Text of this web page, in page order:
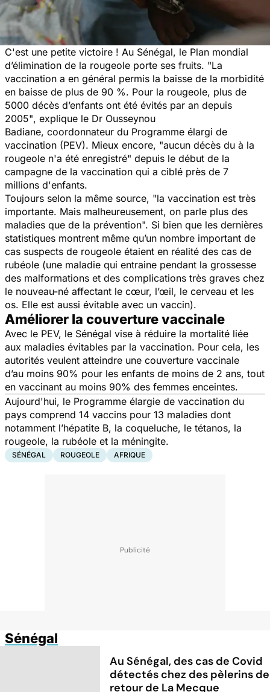
C'est une petite victoire ! Au Sénégal, le Plan mondial
d’élimination de la rougeole porte ses fruits. "La
vaccination a en général permis la baisse de la morbidité
en baisse de plus de 90 %. Pour la rougeole, plus de
5000 décès d’enfants ont été évités par an depuis
2005", explique le Dr Ousseynou
Badiane, coordonnateur du Programme élargi de
vaccination (PEV). Mieux encore, "aucun décès du à la
rougeole n'a été enregistré" depuis le début de la
campagne de la vaccination qui a ciblé près de 7
millions d'enfants.
Toujours selon la même source, "la vaccination est très
importante. Mais malheureusement, on parle plus des
maladies que de la prévention". Si bien que les dernières
statistiques montrent même qu’un nombre important de
cas suspects de rougeole étaient en réalité des cas de
rubéole (une maladie qui entraine pendant la grossesse
des malformations et des complications très graves chez
le nouveau-né affectant le cœur, l’œil, le cerveau et les
os. Elle est aussi évitable avec un vaccin).
Améliorer la couverture vaccinale
Avec le PEV, le Sénégal vise à réduire la mortalité liée
aux maladies évitables par la vaccination. Pour cela, les
autorités veulent atteindre une couverture vaccinale
d’au moins 90% pour les enfants de moins de 2 ans, tout
en vaccinant au moins 90% des femmes enceintes.
Aujourd'hui, le Programme élargie de vaccination du
pays comprend 14 vaccins pour 13 maladies dont
notamment l’hépatite B, la coqueluche, le tétanos, la
rougeole, la rubéole et la méningite.
SÉNÉGAL ROUGEOLE AFRIQUE
Sénégal
Au Sénégal, des cas de Covid
détectés chez des pèlerins de
retour de La Mecque